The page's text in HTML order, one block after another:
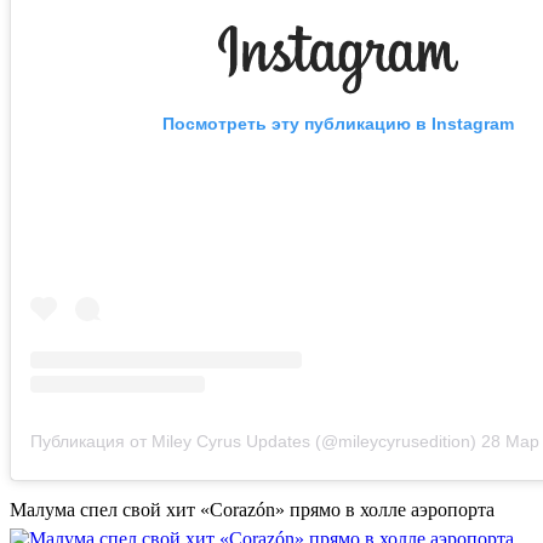
Посмотреть эту публикацию в Instagram
Публикация от Miley Cyrus Updates (@mileycyrusedition) 28 Мар
Малума спел свой хит «Corazón» прямо в холле аэропорта